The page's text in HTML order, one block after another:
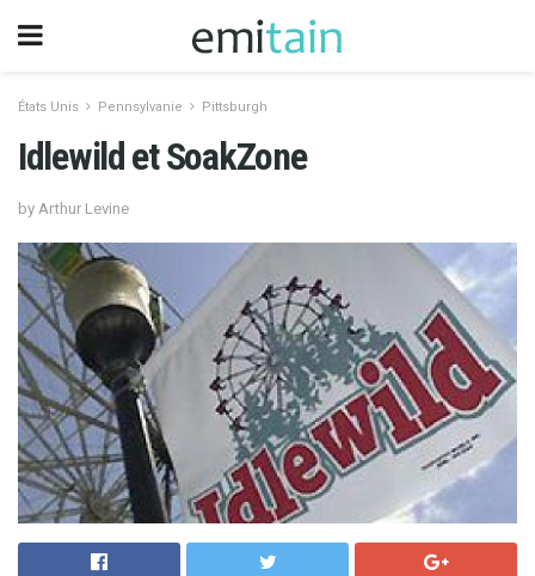
États Unis Pennsylvanie Pittsburgh
Idlewild et SoakZone
by Arthur Levine